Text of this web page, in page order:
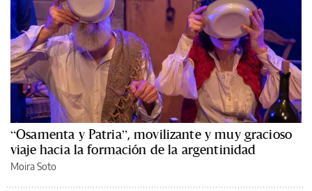
“Osamenta y Patria”, movilizante y muy gracioso
viaje hacia la formación de la argentinidad
Moira Soto